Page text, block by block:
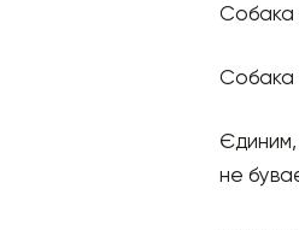
Собака
Собака
Єдиним,
не